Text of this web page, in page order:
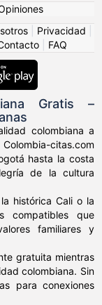
Privacidad
FAQ
Gratis –
colombiana a
citas.com
hasta la costa
de la cultura
histórica Cali o la
compatibles que
familiares y
gratuita mientras
colombiana. Sin
para conexiones